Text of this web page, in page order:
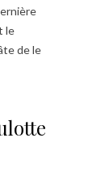
le
de le